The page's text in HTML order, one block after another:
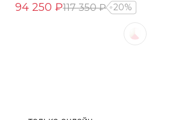
94 250 ₽117 350 ₽ 20%